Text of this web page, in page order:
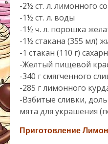
-2½ ст. л. лимонного
-1½ ст. л. воды
-1½ ч. л. порошка
-1½ стакана (355 мл)
-1 стакан (110 г)
-Желтый пищевой
-340 г смягченного
-285 г лимонного
-Взбитые сливки,
мята для украшения
Приготовление